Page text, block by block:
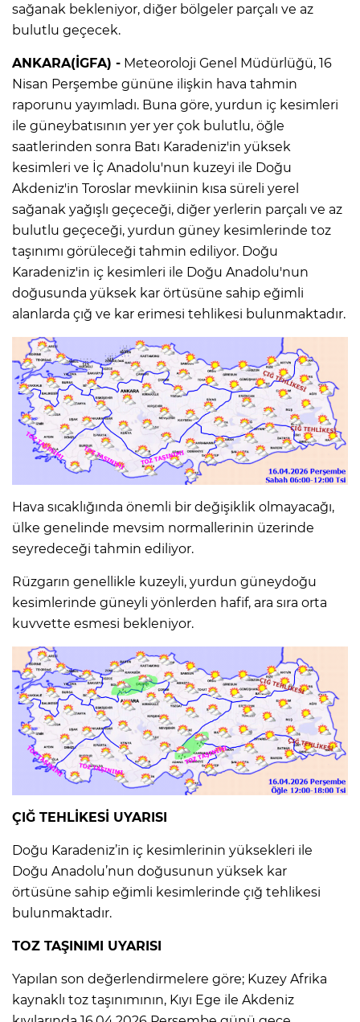
sağanak bekleniyor, diğer bölgeler parçalı ve az
bulutlu geçecek.
ANKARA(İGFA) - Meteoroloji Genel Müdürlüğü, 16
Nisan Perşembe gününe ilişkin hava tahmin
raporunu yayımladı. Buna göre, yurdun iç kesimleri
ile güneybatısının yer yer çok bulutlu, öğle
saatlerinden sonra Batı Karadeniz'in yüksek
kesimleri ve İç Anadolu'nun kuzeyi ile Doğu
Akdeniz'in Toroslar mevkiinin kısa süreli yerel
sağanak yağışlı geçeceği, diğer yerlerin parçalı ve az
bulutlu geçeceği, yurdun güney kesimlerinde toz
taşınımı görüleceği tahmin ediliyor. Doğu
Karadeniz'in iç kesimleri ile Doğu Anadolu'nun
doğusunda yüksek kar örtüsüne sahip eğimli
alanlarda çığ ve kar erimesi tehlikesi bulunmaktadır.
Hava sıcaklığında önemli bir değişiklik olmayacağı,
ülke genelinde mevsim normallerinin üzerinde
seyredeceği tahmin ediliyor.
Rüzgarın genellikle kuzeyli, yurdun güneydoğu
kesimlerinde güneyli yönlerden hafif, ara sıra orta
kuvvette esmesi bekleniyor.
ÇIĞ TEHLİKESİ UYARISI
Doğu Karadeniz’in iç kesimlerinin yüksekleri ile
Doğu Anadolu’nun doğusunun yüksek kar
örtüsüne sahip eğimli kesimlerinde çığ tehlikesi
bulunmaktadır.
TOZ TAŞINIMI UYARISI
Yapılan son değerlendirmelere göre; Kuzey Afrika
kaynaklı toz taşınımının, Kıyı Ege ile Akdeniz